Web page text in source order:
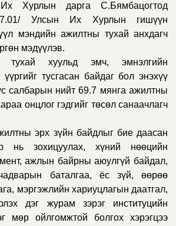
Хурлын дарга С.Бямбацогтод
Улсын Их Хурлын гишүүн
мэндийн ажилтны тухайанхдагч
мэдүүлэв.
тухай хуульд эмч, эмнэлгийн
тусгасан байдаг бол энэхүү
салбарын нийт69.7 мянга ажилтны
онцлог гэдгийг төсөл санаачлагч
эрх зүйн байдлыг бие даасан
нь зохицуулах, хүний нөөцийн
ажлын байрны аюулгүй байдал,
баталгаа, ёс зүй, өөрөө
мэргэжлийн хариуцлагын даатгал,
дэг журам зэрэг институцийн
мөр ойлгомжтой болгох хэрэгцээ